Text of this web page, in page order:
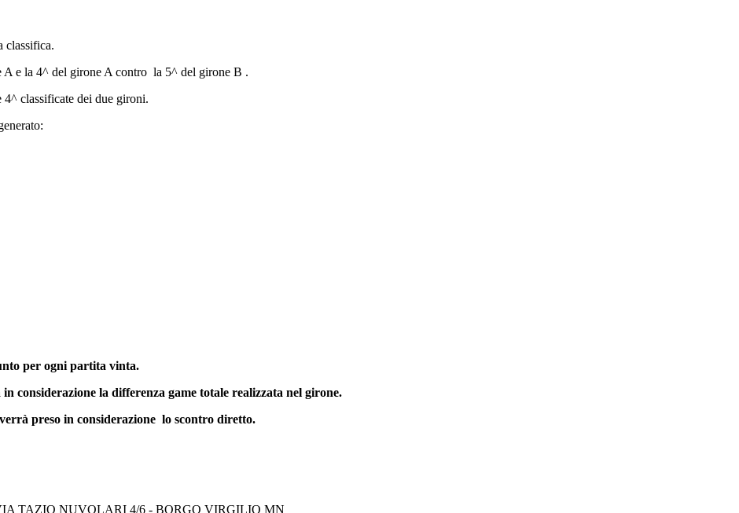
classifica.
e la 4^ del girone A contro la 5^ del girone B .
4^ classificate dei due gironi.
per ogni partita vinta.
considerazione la differenza game totale realizzata nel girone.
preso in considerazione lo scontro diretto.
TAZIO NUVOLARI 4/6 - BORGO VIRGILIO MN